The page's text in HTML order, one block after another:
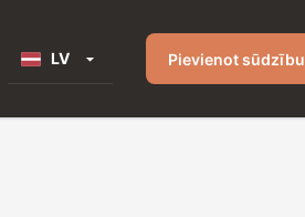
LV Pievienot sūdzību